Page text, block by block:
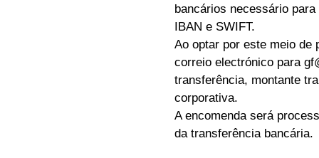
bancários necessário
IBAN e SWIFT.
Ao optar por este meio de
correio electrónico para
transferência, montante
corporativa.
A encomenda será
da transferência bancária.